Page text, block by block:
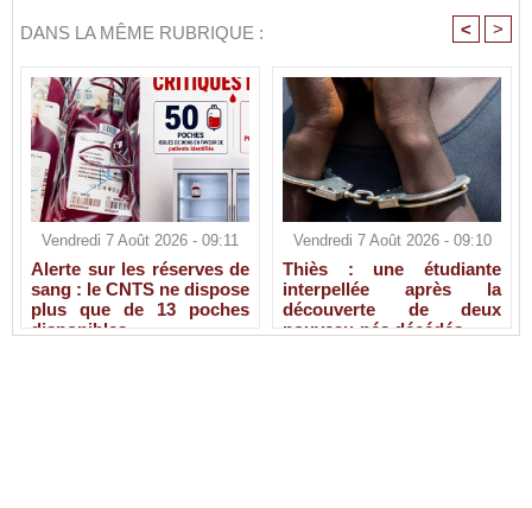
DANS LA MÊME RUBRIQUE : < >
Vendredi 7 Août 2026 - 09:11
Alerte sur les réserves de
sang : le CNTS ne dispose
plus que de 13 poches
disponibles
Vendredi 7 Août 2026 - 09:10
Thiès : une étudiante
interpellée après la
découverte de deux
nouveau-nés décédés